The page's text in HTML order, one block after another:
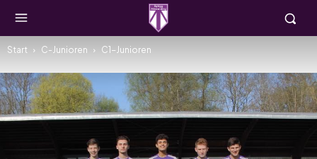
Start C-Junioren C1-Junioren